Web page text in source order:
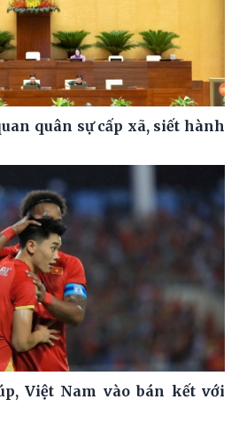
quân sự cấp xã, siết hành
Việt Nam vào bán kết với